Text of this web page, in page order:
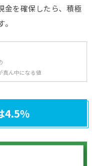
金を確保したら、積極
真ん中になる値
4.5％